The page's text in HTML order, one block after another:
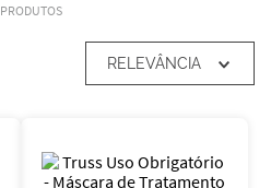
PRODUTOS
RELEVÂNCIA